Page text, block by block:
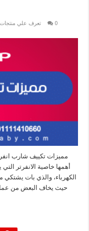
تعرف علي منتجات
0
مميزات تكييف شارب
أهمها خاصية الانفرتر التي
الكهرباء، والذي بات يشتكي
حيث يخاف البعض من